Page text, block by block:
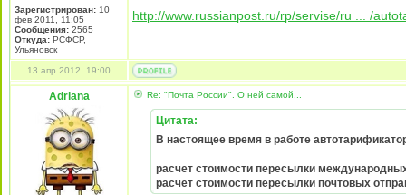
Зарегистрирован: 10
фев 2011, 11:05
Сообщения: 2565
Откуда: РСФСР,
Ульяновск
http://www.russianpost.ru/rp/servise/ru ... /
13 апр 2012, 19:00
Adriana Re: "Почта России". О ней самой...
Цитата:
В настоящее время в работе
расчет стоимости пересылки
расчет стоимости пересылки почтовых